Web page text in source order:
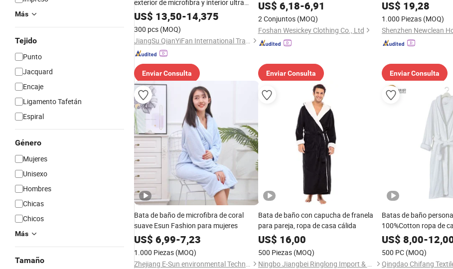
Más
Tejido
Punto
Jacquard
Encaje
Ligamento Tafetán
Espiral
Género
Mujeres
Unisexo
Hombres
Chicas
Chicos
Más
Tamaño
exterior de microfibra y interior ultra
suave para uso en spa y hospitalidad en
resorts
US$ 13,50-14,375
300 pcs (MOQ)
JiangSu QianYiFan International Trading Co.,Ltd
Enviar Consulta
mujeres, pijamas de dormir al por mayor
con escote en V profundo
US$ 6,18-6,91
2 Conjuntos (MOQ)
Foshan Wesickey Clothing Co., Ltd
Enviar Consulta
niños al por mayor
US$ 19,28
1.000 Piezas (MOQ)
Enviar Consulta
Bata de baño de microfibra de coral
suave Esun Fashion para mujeres
US$ 6,99-7,23
1.000 Piezas (MOQ)
Zhejiang E-Sun environmental Technology Co., Ltd.
Bata de baño con capucha de franela
para pareja, ropa de casa cálida
US$ 16,00
500 Piezas (MOQ)
Ningbo Jiangbei Ringlong Import & Export Co., Ltd.
Batas de baño
100%Cotton ropa de
camisón Spa Baño
de hotel algodón
US$ 8,00-
500 PC (MOQ)